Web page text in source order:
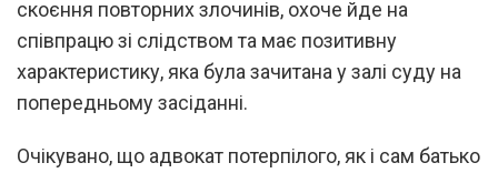
скоєння повторних злочинів, охоче йде на
співпрацю зі слідством та має позитивну
характеристику, яка була зачитана у залі суду на
попередньому засіданні.
Очікувано, що адвокат потерпілого, як і сам батько